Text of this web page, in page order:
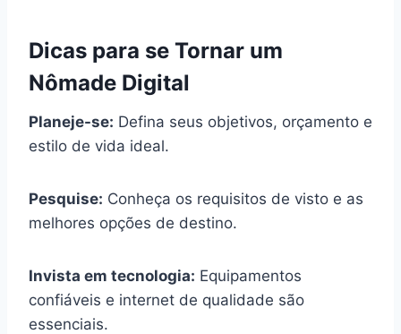
Dicas para se Tornar um
Nômade Digital
Planeje-se: Defina seus objetivos, orçamento e
estilo de vida ideal.
Pesquise: Conheça os requisitos de visto e as
melhores opções de destino.
Invista em tecnologia: Equipamentos
confiáveis e internet de qualidade são
essenciais.